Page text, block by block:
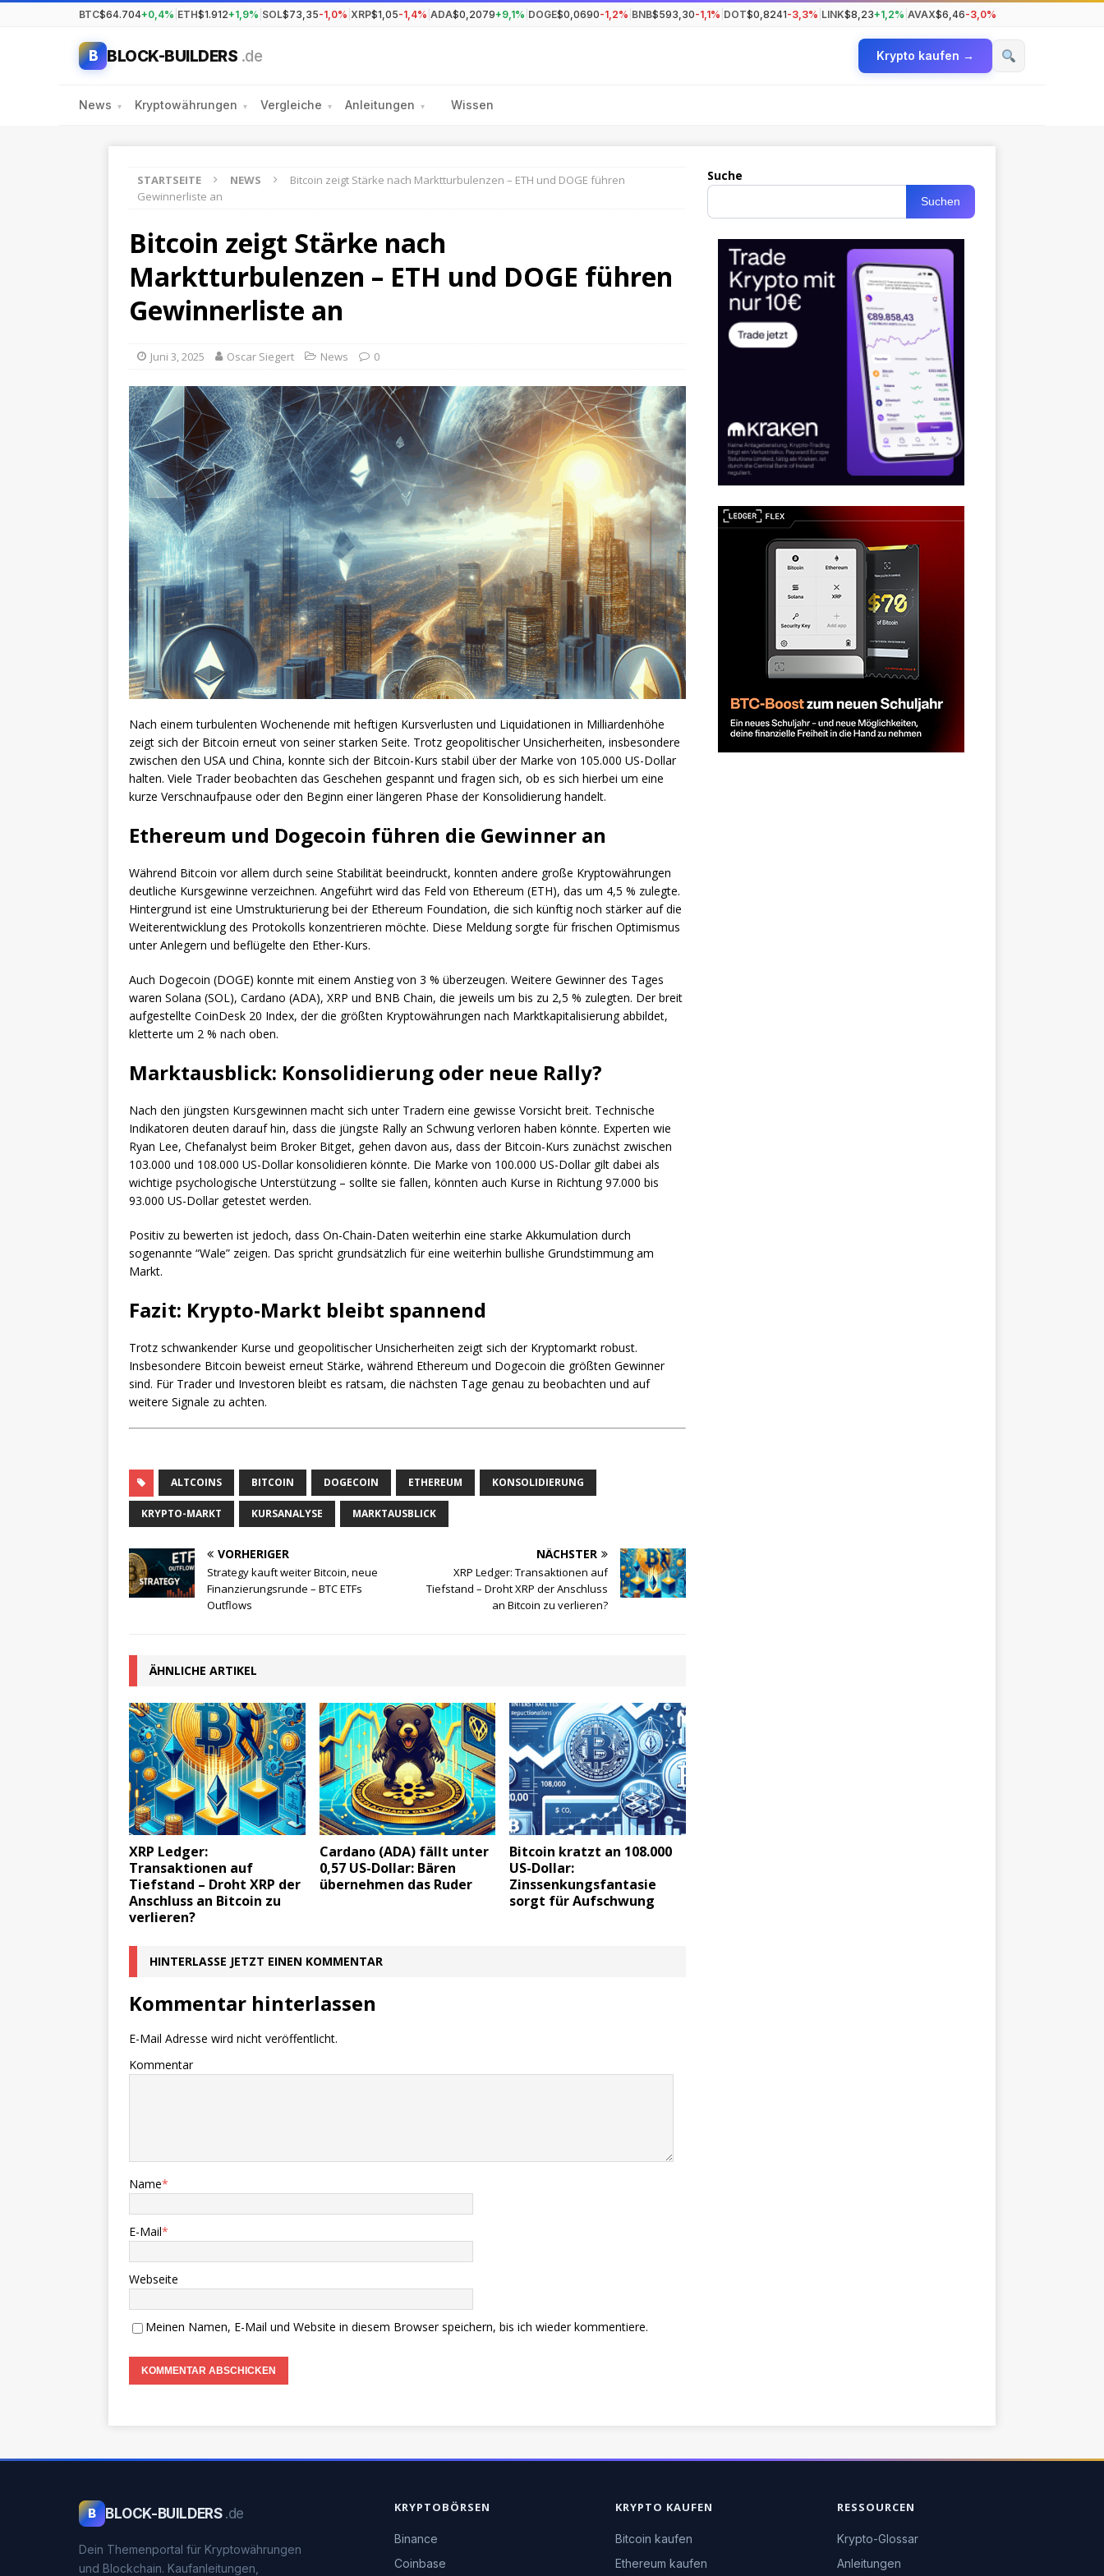
BTC$64.704+0,4% ETH$1.912+1,9% SOL$73,35-1,0% XRP$1,05-1,4% ADA$0,2079+9,1% DOGE$0,0690-1,2% BNB$593,30-1,1% DOT$0,8241-3,3% LINK$8,23+1,2% AVAX$6,46-3,0%
B BLOCK-BUILDERS .de Krypto kaufen →
News ▾ Kryptowährungen ▾ Vergleiche ▾ Anleitungen ▾ Wissen
STARTSEITE NEWS
Bitcoin zeigt Stärke nach Marktturbulenzen – ETH und DOGE führen
Gewinnerliste an
Bitcoin zeigt Stärke nach
Marktturbulenzen – ETH und DOGE führen
Gewinnerliste an
Juni 3, 2025 Oscar Siegert News 0
Nach einem turbulenten Wochenende mit heftigen Kursverlusten und Liquidationen in Milliardenhöhe
zeigt sich der Bitcoin erneut von seiner starken Seite. Trotz geopolitischer Unsicherheiten, insbesondere
zwischen den USA und China, konnte sich der Bitcoin-Kurs stabil über der Marke von 105.000 US-Dollar
halten. Viele Trader beobachten das Geschehen gespannt und fragen sich, ob es sich hierbei um eine
kurze Verschnaufpause oder den Beginn einer längeren Phase der Konsolidierung handelt.
Ethereum und Dogecoin führen die Gewinner an
Während Bitcoin vor allem durch seine Stabilität beeindruckt, konnten andere große Kryptowährungen
deutliche Kursgewinne verzeichnen. Angeführt wird das Feld von Ethereum (ETH), das um 4,5 % zulegte.
Hintergrund ist eine Umstrukturierung bei der Ethereum Foundation, die sich künftig noch stärker auf die
Weiterentwicklung des Protokolls konzentrieren möchte. Diese Meldung sorgte für frischen Optimismus
unter Anlegern und beflügelte den Ether-Kurs.
Auch Dogecoin (DOGE) konnte mit einem Anstieg von 3 % überzeugen. Weitere Gewinner des Tages
waren Solana (SOL), Cardano (ADA), XRP und BNB Chain, die jeweils um bis zu 2,5 % zulegten. Der breit
aufgestellte CoinDesk 20 Index, der die größten Kryptowährungen nach Marktkapitalisierung abbildet,
kletterte um 2 % nach oben.
Marktausblick: Konsolidierung oder neue Rally?
Nach den jüngsten Kursgewinnen macht sich unter Tradern eine gewisse Vorsicht breit. Technische
Indikatoren deuten darauf hin, dass die jüngste Rally an Schwung verloren haben könnte. Experten wie
Ryan Lee, Chefanalyst beim Broker Bitget, gehen davon aus, dass der Bitcoin-Kurs zunächst zwischen
103.000 und 108.000 US-Dollar konsolidieren könnte. Die Marke von 100.000 US-Dollar gilt dabei als
wichtige psychologische Unterstützung – sollte sie fallen, könnten auch Kurse in Richtung 97.000 bis
93.000 US-Dollar getestet werden.
Positiv zu bewerten ist jedoch, dass On-Chain-Daten weiterhin eine starke Akkumulation durch
sogenannte “Wale” zeigen. Das spricht grundsätzlich für eine weiterhin bullishe Grundstimmung am
Markt.
Fazit: Krypto-Markt bleibt spannend
Trotz schwankender Kurse und geopolitischer Unsicherheiten zeigt sich der Kryptomarkt robust.
Insbesondere Bitcoin beweist erneut Stärke, während Ethereum und Dogecoin die größten Gewinner
sind. Für Trader und Investoren bleibt es ratsam, die nächsten Tage genau zu beobachten und auf
weitere Signale zu achten.
ALTCOINS BITCOIN DOGECOIN ETHEREUM KONSOLIDIERUNG
KRYPTO-MARKT KURSANALYSE MARKTAUSBLICK
VORHERIGER
Strategy kauft weiter Bitcoin, neue
Finanzierungsrunde – BTC ETFs
Outflows
NÄCHSTER
XRP Ledger: Transaktionen auf
Tiefstand – Droht XRP der Anschluss
an Bitcoin zu verlieren?
ÄHNLICHE ARTIKEL
XRP Ledger:
Transaktionen auf
Tiefstand – Droht XRP der
Anschluss an Bitcoin zu
verlieren?
Cardano (ADA) fällt unter
0,57 US-Dollar: Bären
übernehmen das Ruder
Bitcoin kratzt an 108.000
US-Dollar:
Zinssenkungsfantasie
sorgt für Aufschwung
HINTERLASSE JETZT EINEN KOMMENTAR
Kommentar hinterlassen
E-Mail Adresse wird nicht veröffentlicht.
Kommentar
Name*
E-Mail*
Webseite
Meinen Namen, E-Mail und Website in diesem Browser speichern, bis ich wieder kommentiere.
Suche
Suchen
B BLOCK-BUILDERS .de
Dein Themenportal für Kryptowährungen
und Blockchain. Kaufanleitungen,
KRYPTOBÖRSEN
Binance
Coinbase
KRYPTO KAUFEN
Bitcoin kaufen
Ethereum kaufen
RESSOURCEN
Krypto-Glossar
Anleitungen